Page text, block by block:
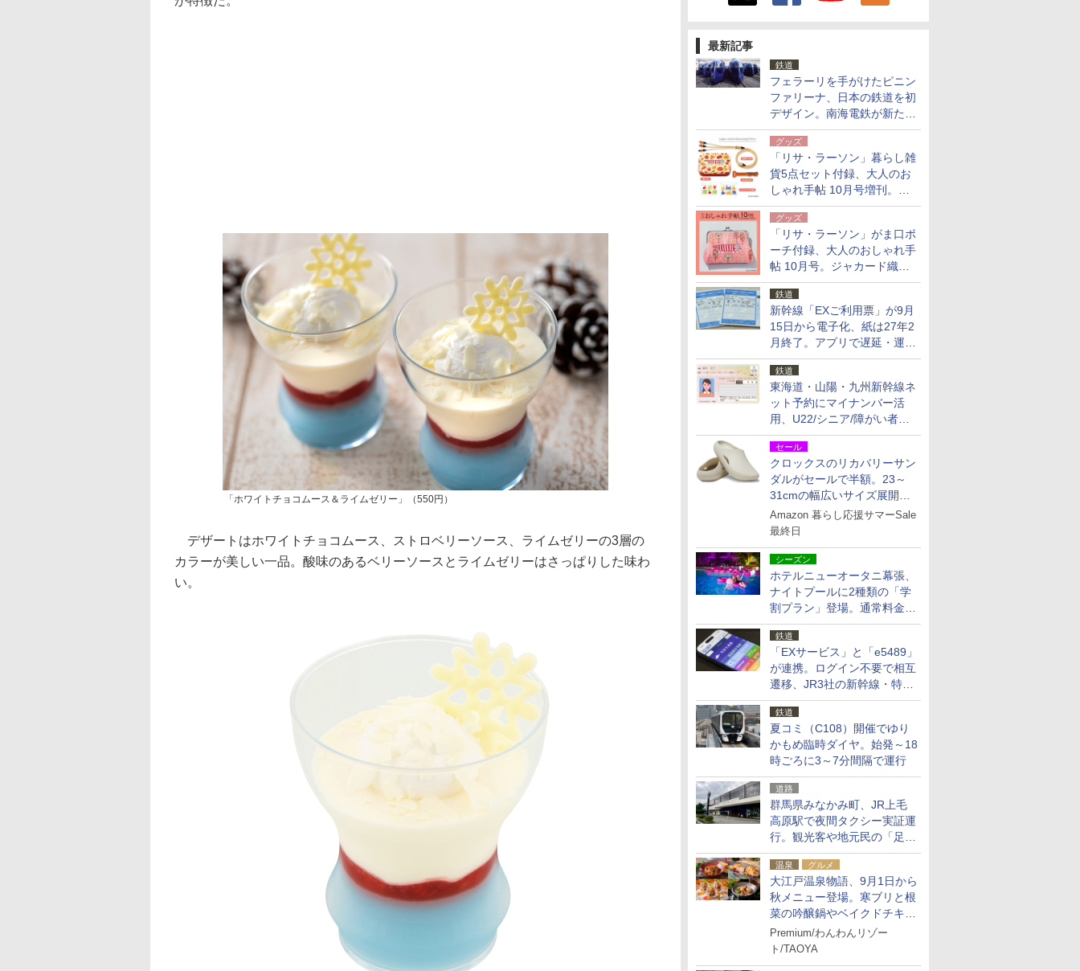
最新記事
鉄道
フェラーリを手がけたピニン
ファリーナ、日本の鉄道を初
デザイン。南海電鉄が新たな
「空港特急」をなにわ筋線へ
導入
グッズ
「リサ・ラーソン」暮らし雑
貨5点セット付録、大人のお
しゃれ手帖 10月号増刊。
USBケーブルや缶ケースなど
グッズ
「リサ・ラーソン」がま口ポ
ーチ付録、大人のおしゃれ手
帖 10月号。ジャカード織の
北欧猫デザイン
鉄道
新幹線「EXご利用票」が9月
15日から電子化、紙は27年2
月終了。アプリで遅延・運休
も確認可能に
鉄道
東海道・山陽・九州新幹線ネ
ット予約にマイナンバー活
用、U22/シニア/障がい者割
を9月15日から発売
セール
クロックスのリカバリーサン
ダルがセールで半額。23～
31cmの幅広いサイズ展開、
独自のクッション素材を採用
Amazon 暮らし応援サマーSale
最終日
シーズン
ホテルニューオータニ幕張、
ナイトプールに2種類の「学
割プラン」登場。通常料金の
およそ半額でお得に夜活
鉄道
「EXサービス」と「e5489」
が連携。ログイン不要で相互
遷移、JR3社の新幹線・特急
予約をアプリで一括確認
鉄道
夏コミ（C108）開催でゆり
かもめ臨時ダイヤ。始発～18
時ごろに3～7分間隔で運行
道路
群馬県みなかみ町、JR上毛
高原駅で夜間タクシー実証運
行。観光客や地元民の「足が
ない」課題解消へ、木金土に
2台体制
温泉 グルメ
大江戸温泉物語、9月1日から
秋メニュー登場。寒ブリと根
菜の吟醸鍋やベイクドチキ
ン、ショコラ＆栗スイーツも
食べ放題に
Premium/わんわんリゾー
ト/TAOYA
「ホワイトチョコムース＆ライムゼリー」（550円）
デザートはホワイトチョコムース、ストロベリーソース、ライムゼリーの3層の
カラーが美しい一品。酸味のあるベリーソースとライムゼリーはさっぱりした味わ
い。